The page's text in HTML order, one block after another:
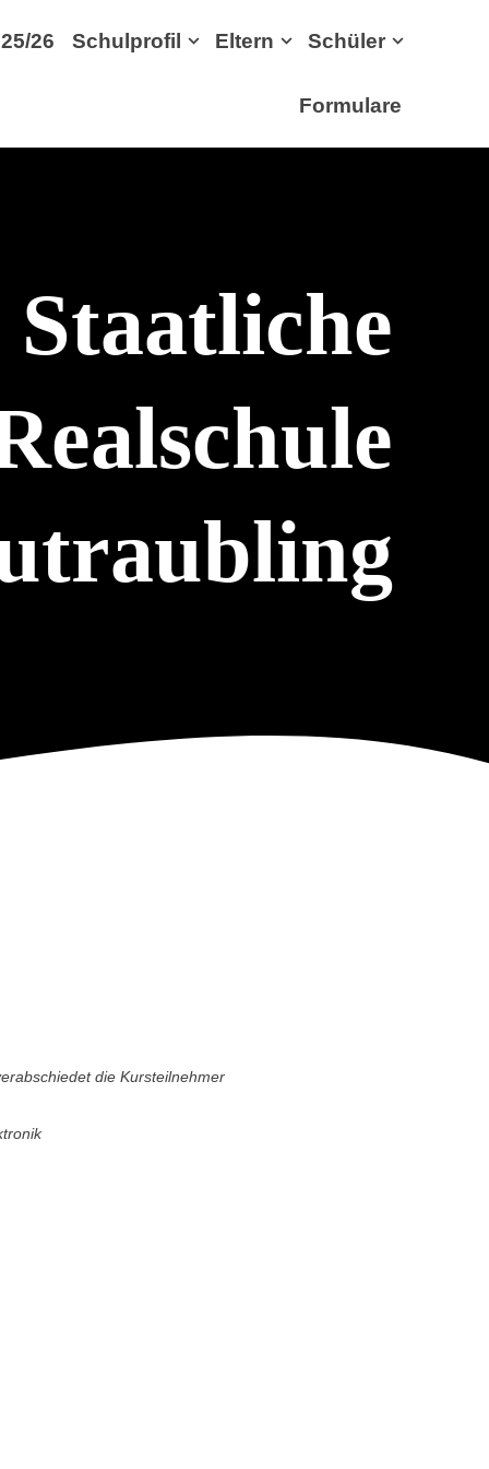
26 Schulprofil Eltern Schüler
Formulare
Staatliche
die Kursteilnehmer